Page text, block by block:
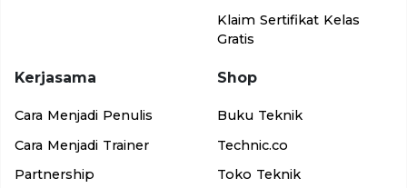
Klaim Sertifikat Kelas
Gratis
Kerjasama
Cara Menjadi Penulis
Cara Menjadi Trainer
Partnership
Shop
Buku Teknik
Technic.co
Toko Teknik